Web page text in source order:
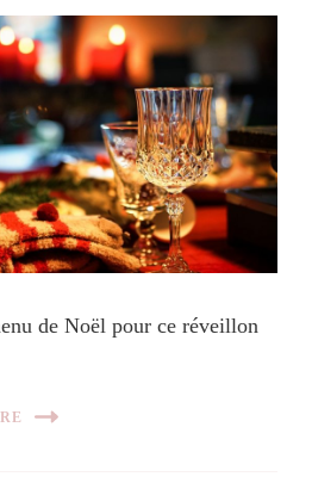
de Noël pour ce réveillon